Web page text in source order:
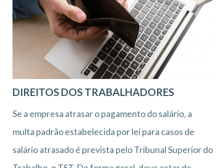
DIREITOS DOS TRABALHADORES
Se a empresa atrasar o pagamento do salário, a
multa padrão estabelecida por lei para casos de
salário atrasado é prevista pelo Tribunal Superior do